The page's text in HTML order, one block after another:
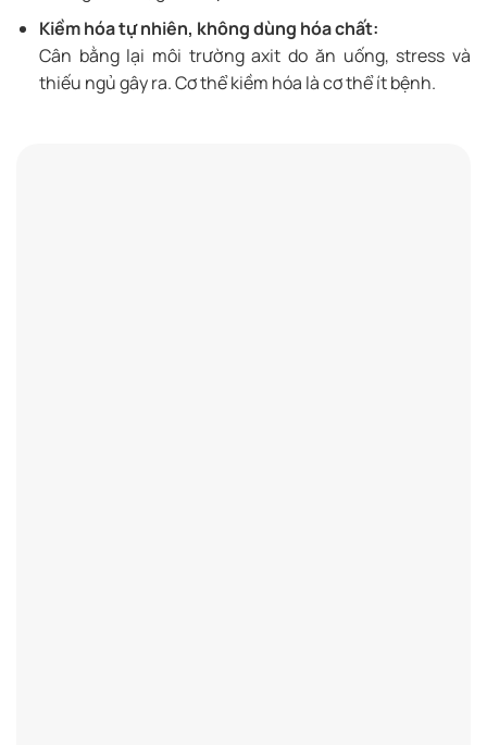
Kiềm hóa tự nhiên, không dùng hóa chất:
Cân bằng lại môi trường axit do ăn uống, stress và
thiếu ngủ gây ra. Cơ thể kiềm hóa là cơ thể ít bệnh.